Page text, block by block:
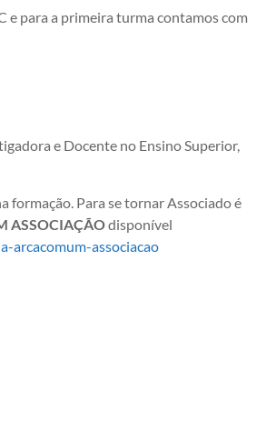
e para a primeira turma contamos com
e Docente no Ensino Superior,
formação. Para se tornar Associado é
ASSOCIAÇÃOdisponível
arcacomum-associacao